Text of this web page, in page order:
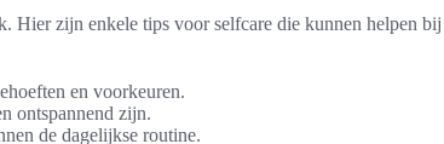
Hier zijn enkele tips voor selfcare die kunnen helpen bij
en voorkeuren.
ontspannend zijn.
de dagelijkse routine.